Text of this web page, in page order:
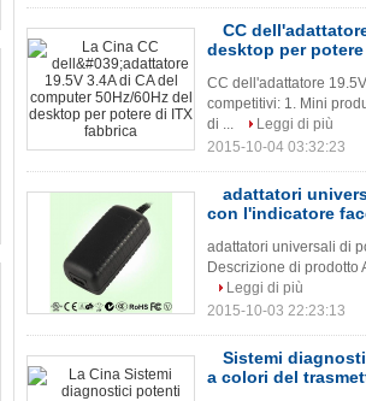
CC
desktop per potere
CC dell'adattatore
competitivi: 1. Mini
di ...
Leggi di più
2015-10-04 03:32:23
adattatori
con l'indicatore
adattatori universali di
Descrizione di prodotto
Leggi di più
2015-10-03 22:23:13
Sistemi
a colori del